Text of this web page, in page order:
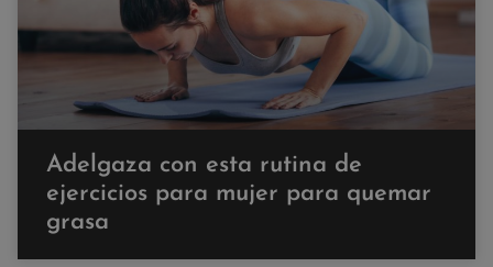
Adelgaza con esta rutina de
ejercicios para mujer para quemar
grasa